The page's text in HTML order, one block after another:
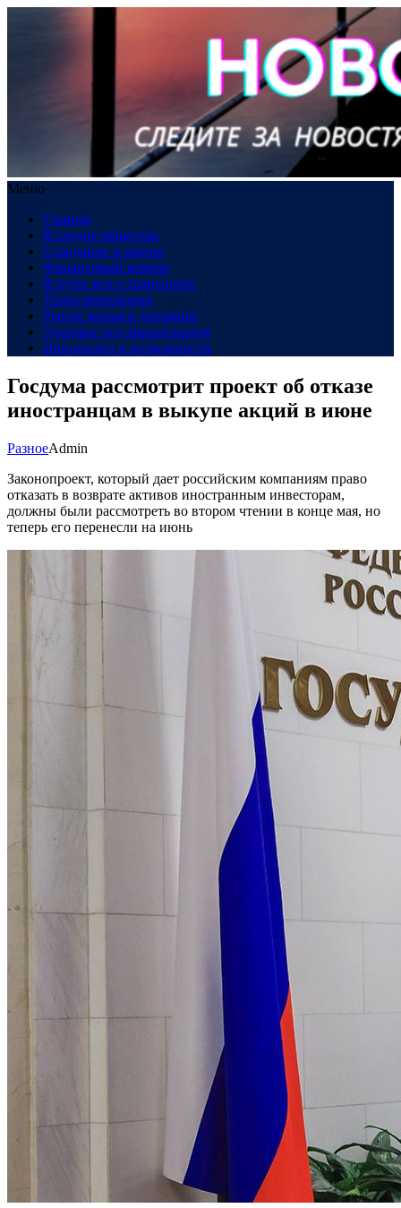
Меню
Главная
В сердце общества
Созидание и рынок
Финансовый компас
В пути: все о транспорте
Техно-революция
Рынок жилья в динамике
Здоровье под микроскопом
Инновации и возможности
Госдума рассмотрит проект об отказе
иностранцам в выкупе акций в июне
РазноеAdmin
Законопроект, который дает российским компаниям право
отказать в возврате активов иностранным инвесторам,
должны были рассмотреть во втором чтении в конце мая, но
теперь его перенесли на июнь